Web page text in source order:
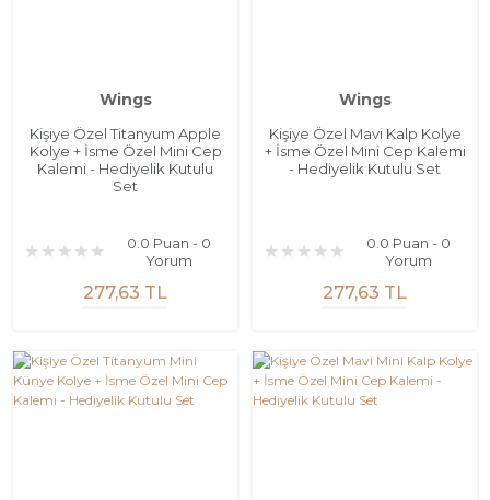
Wings
Kişiye Özel Titanyum Apple
Kolye + İsme Özel Mini Cep
Kalemi - Hediyelik Kutulu
Set
0.0 Puan - 0
Yorum
277,63 TL
Wings
Kişiye Özel Mavi Kalp Kolye
+ İsme Özel Mini Cep Kalemi
- Hediyelik Kutulu Set
0.0 Puan - 0
Yorum
277,63 TL